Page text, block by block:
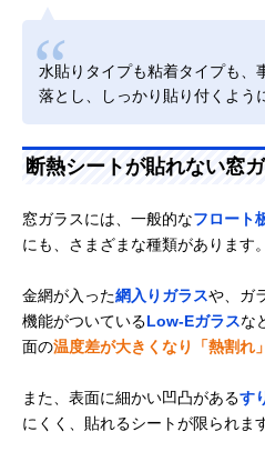
水貼りタイプも粘着タイプも、
落とし、しっかり貼り付くよう
断熱シートが貼れない窓
窓ガラスには、一般的なフロート
にも、さまざまな種類があります。
金網が入った網入りガラスや、ガ
機能がついているLow-Eガラスな
面の温度差が大きくなり「熱割れ
また、表面に細かい凹凸があるす
にくく、貼れるシートが限られま